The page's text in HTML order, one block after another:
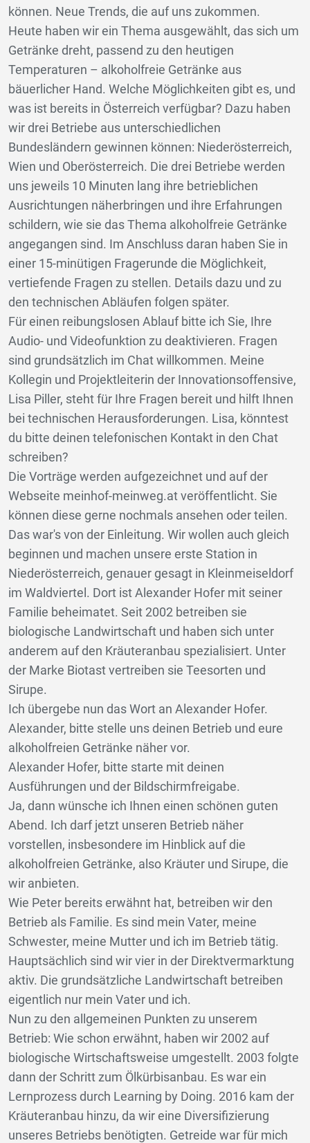
können. Neue Trends, die auf uns zukommen.
Heute haben wir ein Thema ausgewählt, das sich um
Getränke dreht, passend zu den heutigen
Temperaturen – alkoholfreie Getränke aus
bäuerlicher Hand. Welche Möglichkeiten gibt es, und
was ist bereits in Österreich verfügbar? Dazu haben
wir drei Betriebe aus unterschiedlichen
Bundesländern gewinnen können: Niederösterreich,
Wien und Oberösterreich. Die drei Betriebe werden
uns jeweils 10 Minuten lang ihre betrieblichen
Ausrichtungen näherbringen und ihre Erfahrungen
schildern, wie sie das Thema alkoholfreie Getränke
angegangen sind. Im Anschluss daran haben Sie in
einer 15-minütigen Fragerunde die Möglichkeit,
vertiefende Fragen zu stellen. Details dazu und zu
den technischen Abläufen folgen später.
Für einen reibungslosen Ablauf bitte ich Sie, Ihre
Audio- und Videofunktion zu deaktivieren. Fragen
sind grundsätzlich im Chat willkommen. Meine
Kollegin und Projektleiterin der Innovationsoffensive,
Lisa Piller, steht für Ihre Fragen bereit und hilft Ihnen
bei technischen Herausforderungen. Lisa, könntest
du bitte deinen telefonischen Kontakt in den Chat
schreiben?
Die Vorträge werden aufgezeichnet und auf der
Webseite meinhof-meinweg.at veröffentlicht. Sie
können diese gerne nochmals ansehen oder teilen.
Das war's von der Einleitung. Wir wollen auch gleich
beginnen und machen unsere erste Station in
Niederösterreich, genauer gesagt in Kleinmeiseldorf
im Waldviertel. Dort ist Alexander Hofer mit seiner
Familie beheimatet. Seit 2002 betreiben sie
biologische Landwirtschaft und haben sich unter
anderem auf den Kräuteranbau spezialisiert. Unter
der Marke Biotast vertreiben sie Teesorten und
Sirupe.
Ich übergebe nun das Wort an Alexander Hofer.
Alexander, bitte stelle uns deinen Betrieb und eure
alkoholfreien Getränke näher vor.
Alexander Hofer, bitte starte mit deinen
Ausführungen und der Bildschirmfreigabe.
Ja, dann wünsche ich Ihnen einen schönen guten
Abend. Ich darf jetzt unseren Betrieb näher
vorstellen, insbesondere im Hinblick auf die
alkoholfreien Getränke, also Kräuter und Sirupe, die
wir anbieten.
Wie Peter bereits erwähnt hat, betreiben wir den
Betrieb als Familie. Es sind mein Vater, meine
Schwester, meine Mutter und ich im Betrieb tätig.
Hauptsächlich sind wir vier in der Direktvermarktung
aktiv. Die grundsätzliche Landwirtschaft betreiben
eigentlich nur mein Vater und ich.
Nun zu den allgemeinen Punkten zu unserem
Betrieb: Wie schon erwähnt, haben wir 2002 auf
biologische Wirtschaftsweise umgestellt. 2003 folgte
dann der Schritt zum Ölkürbisanbau. Es war ein
Lernprozess durch Learning by Doing. 2016 kam der
Kräuteranbau hinzu, da wir eine Diversifizierung
unseres Betriebs benötigten. Getreide war für mich